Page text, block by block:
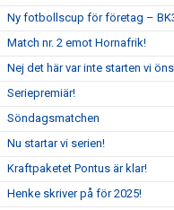
Ny fotbollscup för företag –
Match nr. 2 emot Hornafrik!
Nej det här var inte starten vi
Seriepremiär!
Söndagsmatchen
Nu startar vi serien!
Kraftpaketet Pontus är klar!
Henke skriver på för 2025!